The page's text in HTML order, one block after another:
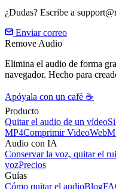
¿Dudas? Escribe a
Enviar correo
Remove Audio
Elimina el audio de forma
navegador. Hecho para
Apóyala con un café ☕
Producto
Quitar el audio de un vídeo
MP4Comprimir Video
Audio con IA
Conservar la voz, quitar el
vozPrecios
Guías
Cómo quitar el audioBlog